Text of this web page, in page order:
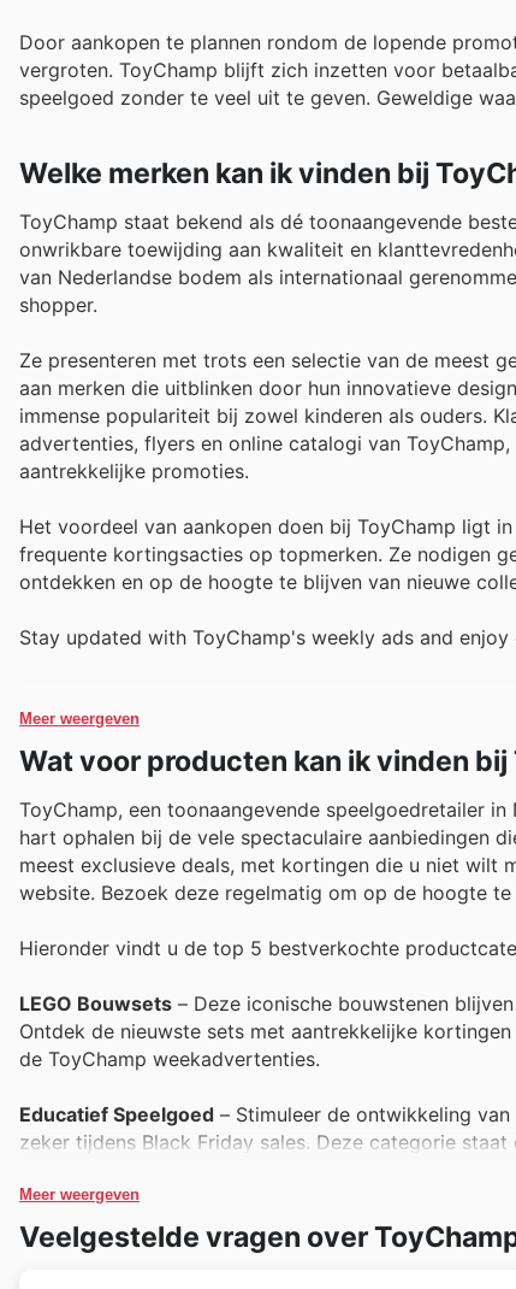
Door aankopen te plannen rondom de lopende
vergroten. ToyChamp blijft zich inzetten voor
speelgoed zonder te veel uit te geven. Geweldige
Welke merken kan ik vinden bij
ToyChamp staat bekend als dé toonaangevende
onwrikbare toewijding aan kwaliteit en
van Nederlandse bodem als internationaal
shopper.
Ze presenteren met trots een selectie van de meest
aan merken die uitblinken door hun innovatieve
immense populariteit bij zowel kinderen als ouders.
advertenties, flyers en online catalogi van
aantrekkelijke promoties.
Het voordeel van aankopen doen bij ToyChamp ligt
frequente kortingsacties op topmerken. Ze nodigen
ontdekken en op de hoogte te blijven van nieuwe
Stay updated with ToyChamp's weekly ads and
Meer weergeven
Wat voor producten kan ik vinden bij
ToyChamp, een toonaangevende speelgoedretailer
hart ophalen bij de vele spectaculaire aanbiedingen
meest exclusieve deals, met kortingen die u niet wilt
website. Bezoek deze regelmatig om op de hoogte
Hieronder vindt u de top 5 bestverkochte
LEGO Bouwsets – Deze iconische bouwstenen
Ontdek de nieuwste sets met aantrekkelijke
de ToyChamp weekadvertenties.
Educatief Speelgoed – Stimuleer de ontwikkeling
zeker tijdens Black Friday sales. Deze categorie
Poppen en Accessoires– Van klassieke favorieten
bekijks, vooral met de speciale Black Friday
Meer weergeven
Veelgestelde vragen over